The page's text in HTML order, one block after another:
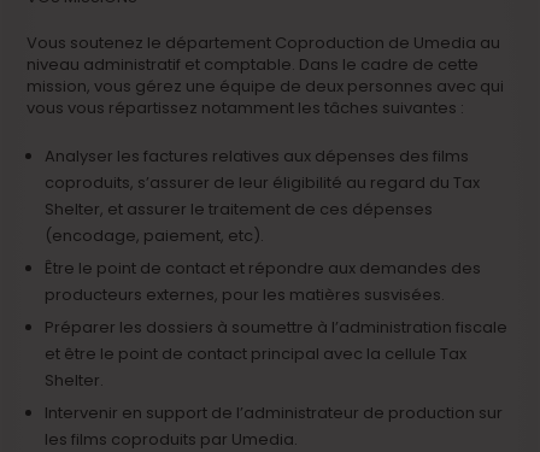
Vous soutenez le département Coproduction de Umedia au
niveau administratif et comptable. Dans le cadre de cette
mission, vous gérez une équipe de deux personnes avec qui
vous vous répartissez notamment les tâches suivantes :
Analyser les factures relatives aux dépenses des films
coproduits, s’assurer de leur éligibilité au regard du Tax
Shelter, et assurer le traitement de ces dépenses
(encodage, paiement, etc).
Être le point de contact et répondre aux demandes des
producteurs externes, pour les matières susvisées.
Préparer les dossiers à soumettre à l’administration fiscale
et être le point de contact principal avec la cellule Tax
Shelter.
Intervenir en support de l’administrateur de production sur
les films coproduits par Umedia.